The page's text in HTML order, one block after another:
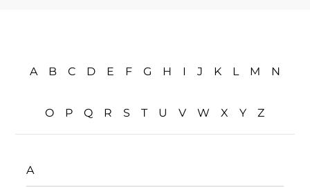
A B C D E F G H I J K L M N
O P Q R S T U V W X Y Z
A